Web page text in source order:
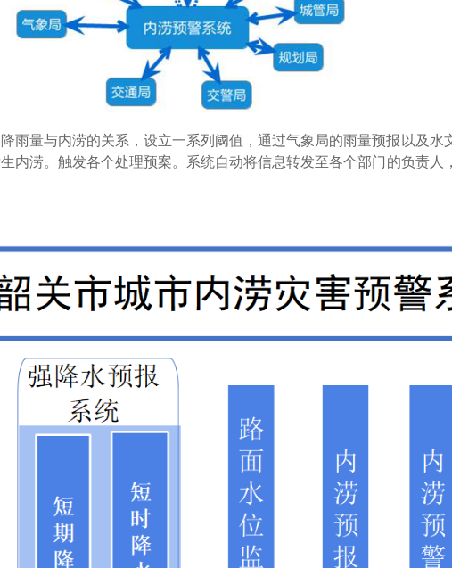
雨量与内涝的关系，设立一系列阈值，通过气象局的雨量预报以及水
内涝。触发各个处理预案。系统自动将信息转发至各个部门的负责人